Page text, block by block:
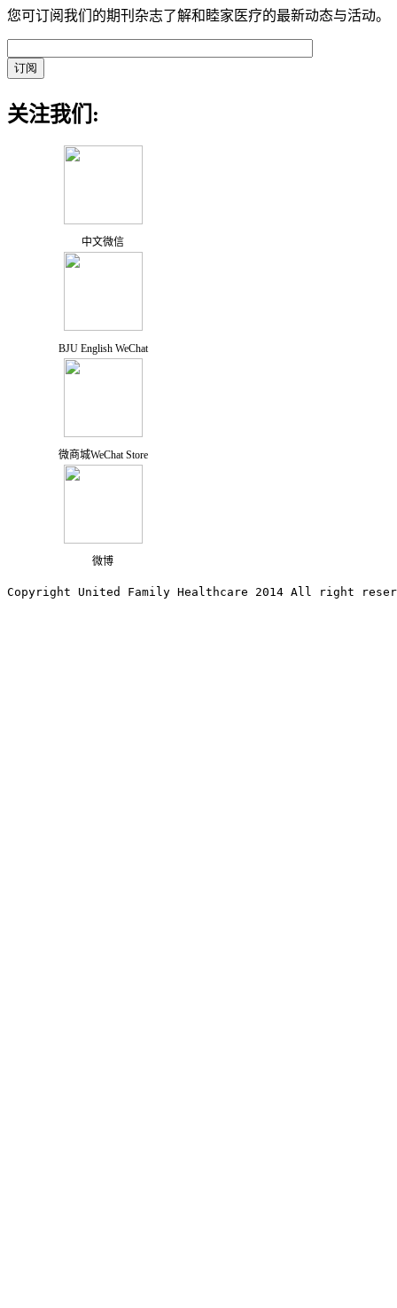
您可订阅我们的期刊杂志了解和睦家医疗的最新动态与活动。
关注我们:
中文微信
BJU English WeChat
微商城WeChat Store
微博
Copyright United Family Healthcare 2014 All right